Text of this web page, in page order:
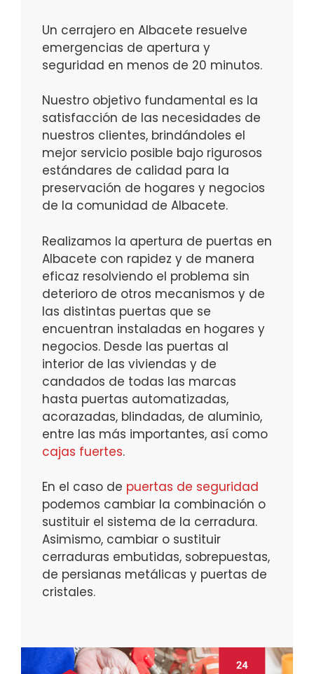
Un cerrajero en Albacete resuelve
emergencias de apertura y
seguridad en menos de 20 minutos.
Nuestro objetivo fundamental es la
satisfacción de las necesidades de
nuestros clientes, brindándoles el
mejor servicio posible bajo rigurosos
estándares de calidad para la
preservación de hogares y negocios
de la comunidad de Albacete.
Realizamos la apertura de puertas en
Albacete con rapidez y de manera
eficaz resolviendo el problema sin
deterioro de otros mecanismos y de
las distintas puertas que se
encuentran instaladas en hogares y
negocios. Desde las puertas al
interior de las viviendas y de
candados de todas las marcas
hasta puertas automatizadas,
acorazadas, blindadas, de aluminio,
entre las más importantes, así como
cajas fuertes.
En el caso de puertas de seguridad
podemos cambiar la combinación o
sustituir el sistema de la cerradura.
Asimismo, cambiar o sustituir
cerraduras embutidas, sobrepuestas,
de persianas metálicas y puertas de
cristales.